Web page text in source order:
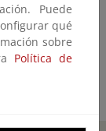
Puede
qué
sobre
Política de